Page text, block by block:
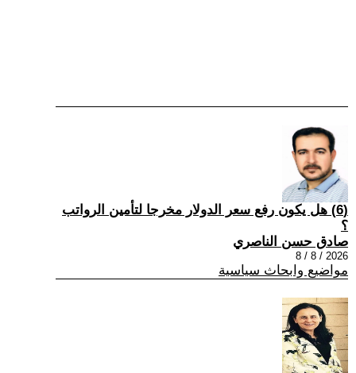
(6) هل يكون رفع سعر الدولار مخرجا لتأمين الرواتب
؟
صادق حسن الناصري
2026 / 8 / 8
مواضيع وابحاث سياسية